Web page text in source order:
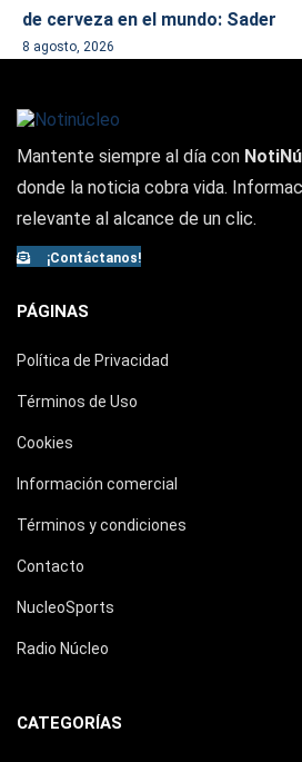
de cerveza en el mundo: Sader
8 agosto, 2026
Mantente siempre al día con
donde la noticia cobra vida.
relevante al alcance de un clic.
¡Contáctanos!
PÁGINAS
Política de Privacidad
Términos de Uso
Cookies
Información comercial
Términos y condiciones
Contacto
NucleoSports
Radio Núcleo
CATEGORÍAS